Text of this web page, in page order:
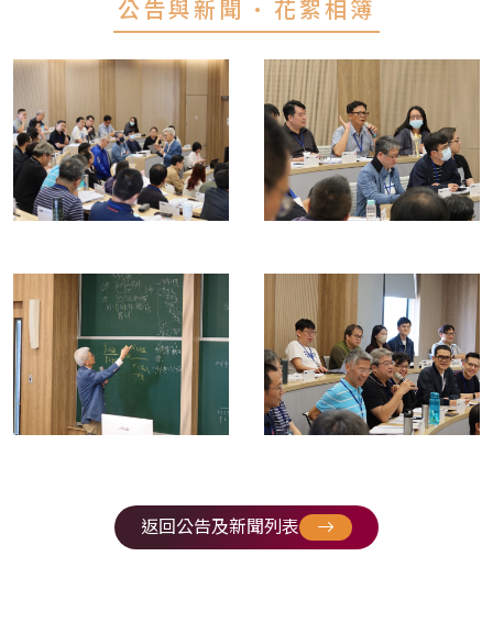
公告與新聞 • 花絮相簿
返回公告及新聞列表